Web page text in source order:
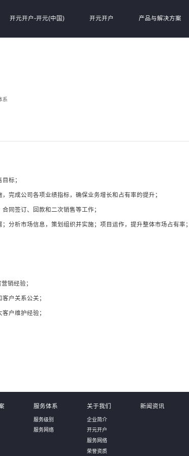
开元开户-开元(中国) 开元开户 产品与解决方案
系
标；
完成公司各项业绩指标，确保业务增长和占有率的提升；
同签订、回款和二次销售等工作；
分析市场信息，策划组织并实施；项目运作，提升整体市场占有率；
销经验；
户关系公关；
户维护经验；
服务体系
服务级别
服务网络
关于我们
企业简介
开元开户
服务网络
荣誉资质
新闻资讯